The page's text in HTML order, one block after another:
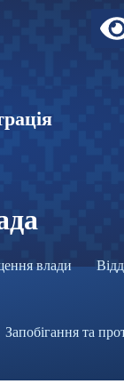
влади
Запобігання та